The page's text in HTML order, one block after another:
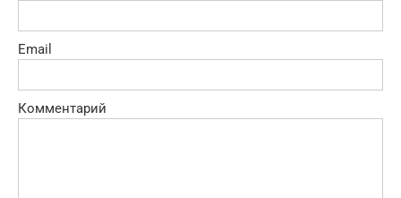
Email
Комментарий